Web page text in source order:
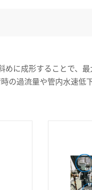
めに成形することで
の過流量や管内水速